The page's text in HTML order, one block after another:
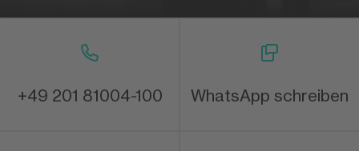
+49 201 81004-100 WhatsApp schreiben